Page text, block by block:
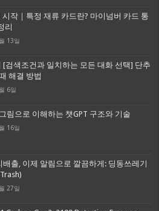
시작｜특정 재류 카드란? 마이넘버 카드 통
리
13일
[검색조건과 일치하는 모든 대화 선택] 단추
해결 방법
6일
림으로 이해하는 챗GPT 구조와 기술
16일
배출, 이제 알림으로 깔끔하게: 딩동쓰레기
27일